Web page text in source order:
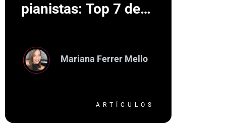
ARTÍCULOS
pianistas: Top 7 de
esenciales
Mariana Ferrer Mello